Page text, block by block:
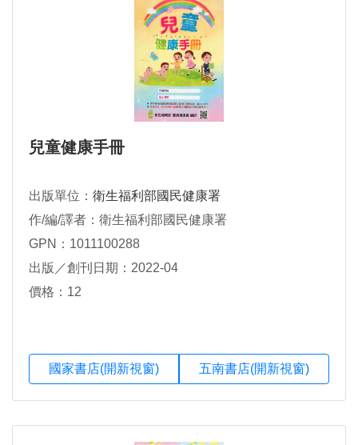
兒童健康手冊
出版單位： 衛生福利部國民健康署
作/編/譯者：衛生福利部國民健康署
GPN：1011100288
出版／創刊日期：2022-04
價格：12
國家書店(開新視窗) 五南書店(開新視窗)